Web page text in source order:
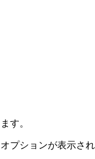
す。
プションが表示され